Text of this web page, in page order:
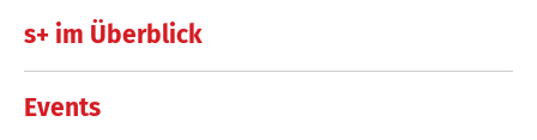
s+ im Überblick
Events